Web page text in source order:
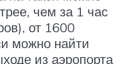
чем за 1 час
от 1600
можно найти
из аэропорта